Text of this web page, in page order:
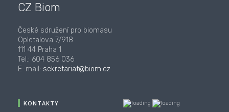
CZ Biom
České sdružení pro biomasu
Opletalova 7/918
111 44 Praha 1
Tel.: 604 856 036
E-mail: sekretariat@biom.cz
KONTAKTY